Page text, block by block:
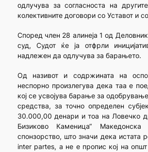
одлучува за согласноста на
колективните договори со Уставот и
Според член 28 алинеја 1 од
суд, Судот ќе ја отфрли
надлежен да одлучува за барањето.
Од називот и содржината на
неспорно произлегува дека таа е
кој се усвојува барање за
средства, за точно определен
30.000,00 денари и тоа на Ловечко
Бизиково Каменица“
спонзорство, што значи дека истата
inter partes, а не е пропис кој на